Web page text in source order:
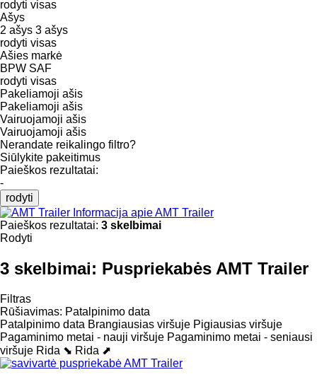
rodyti visas
Ašys
2 ašys 3 ašys
rodyti visas
Ašies markė
BPW SAF
rodyti visas
Pakeliamoji ašis
Pakeliamoji ašis
Vairuojamoji ašis
Vairuojamoji ašis
Nerandate reikalingo filtro?
Siūlykite pakeitimus
Paieškos rezultatai:
-
rodyti
Informacija apie AMT Trailer
Paieškos rezultatai: 3 skelbimai
Rodyti
3 skelbimai: Puspriekabės AMT Trailer
Filtras
Rūšiavimas: Patalpinimo data
Patalpinimo data Brangiausias viršuje Pigiausias viršuje
Pagaminimo metai - nauji viršuje Pagaminimo metai - seniausi
viršuje Rida ⬊ Rida ⬈